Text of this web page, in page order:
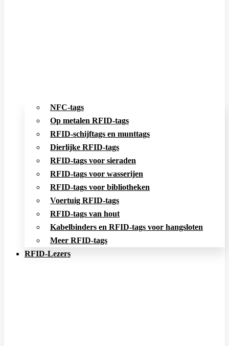
NFC-tags
Op metalen RFID-tags
RFID-schijftags en munttags
Dierlijke RFID-tags
RFID-tags voor sieraden
RFID-tags voor wasserijen
RFID-tags voor bibliotheken
Voertuig RFID-tags
RFID-tags van hout
Kabelbinders en RFID-tags voor hangsloten
Meer RFID-tags
RFID-Lezers